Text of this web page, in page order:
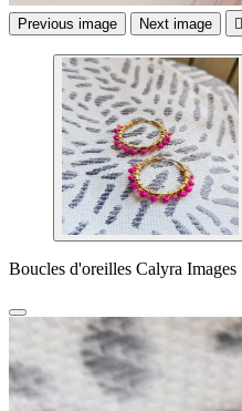
Previous image Next image 
Boucles d'oreilles Calyra Images